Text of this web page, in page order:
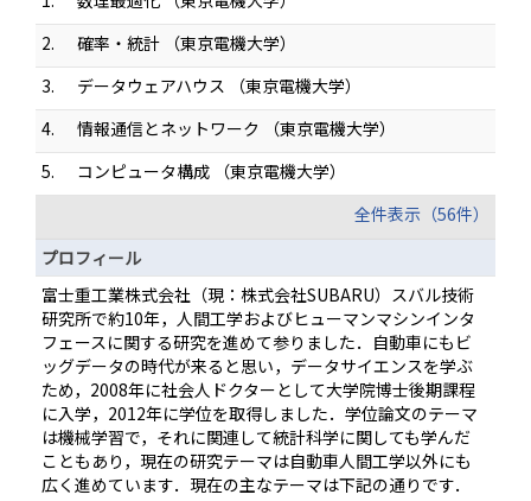
2.
確率・統計 （東京電機大学）
3.
データウェアハウス （東京電機大学）
4.
情報通信とネットワーク （東京電機大学）
5.
コンピュータ構成 （東京電機大学）
全件表示（56件）
プロフィール
富士重工業株式会社（現：株式会社SUBARU）スバル技術
研究所で約10年，人間工学およびヒューマンマシンインタ
フェースに関する研究を進めて参りました．自動車にもビ
ッグデータの時代が来ると思い，データサイエンスを学ぶ
ため，2008年に社会人ドクターとして大学院博士後期課程
に入学，2012年に学位を取得しました．学位論文のテーマ
は機械学習で，それに関連して統計科学に関しても学んだ
こともあり，現在の研究テーマは自動車人間工学以外にも
広く進めています．現在の主なテーマは下記の通りです．